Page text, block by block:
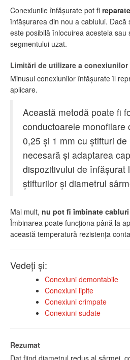
Conexiunile înfăşurate pot fi
înfăşurarea din nou a cablului. Dacă
este posibilă înlocuirea acesteia
segmentului uzat.
Limitări de utilizare a
Minusul conexiunilor înfăşurate îl
aplicare.
Această metodă poate fi
conductoarele monofilare
0,25 şi 1 mm cu ştifturi
necesară şi adaptarea
dispozitivului de înfăşurat
ştifturilor şi diametrul
Mai mult, nu pot fi îmbinate
Îmbinarea poate funcţiona până la
această temperatură rezistenţa
Vedeţi şi:
Conexiuni demontabile
Conexiuni lipite
Conexiuni crimpate
Conexiuni sudate
Rezumat